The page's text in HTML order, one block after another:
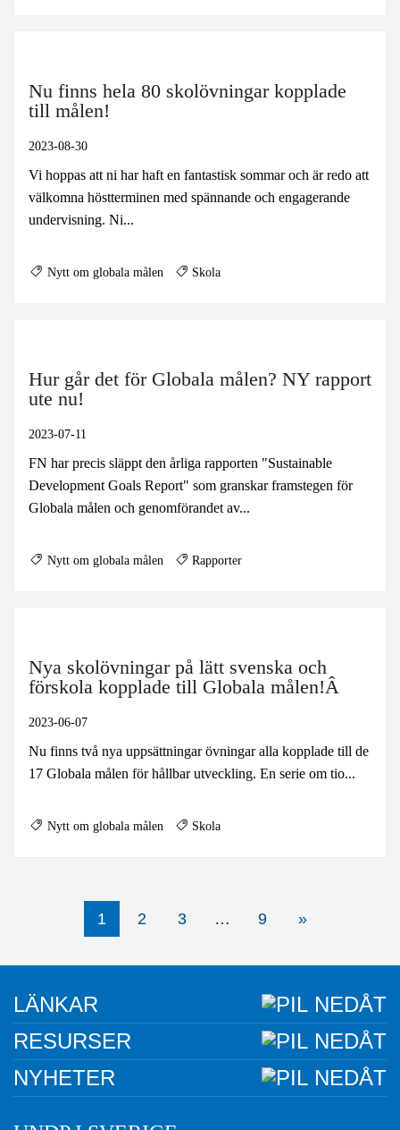
Nu finns hela 80 skolövningar kopplade
till målen!
2023-08-30
Vi hoppas att ni har haft en fantastisk sommar och är redo att
välkomna höstterminen med spännande och engagerande
undervisning. Ni...
Nytt om globala målen Skola
Hur går det för Globala målen? NY rapport
ute nu!
2023-07-11
FN har precis släppt den årliga rapporten "Sustainable
Development Goals Report" som granskar framstegen för
Globala målen och genomförandet av...
Nytt om globala målen Rapporter
Nya skolövningar på lätt svenska och
förskola kopplade till Globala målen!Â
2023-06-07
Nu finns två nya uppsättningar övningar alla kopplade till de
17 Globala målen för hållbar utveckling. En serie om tio...
Nytt om globala målen Skola
1 2 3 … 9 »
LÄNKAR
RESURSER
NYHETER